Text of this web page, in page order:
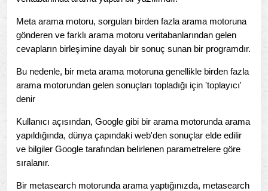
Meta arama motoru, sorguları birden fazla arama motoruna
gönderen ve farklı arama motoru veritabanlarından gelen
cevapların birleşimine dayalı bir sonuç sunan bir programdır.
Bu nedenle, bir meta arama motoruna genellikle birden fazla
arama motorundan gelen sonuçları topladığı için 'toplayıcı'
denir
Kullanıcı açısından, Google gibi bir arama motorunda arama
yapıldığında, dünya çapındaki web'den sonuçlar elde edilir
ve bilgiler Google tarafından belirlenen parametrelere göre
sıralanır.
Bir metasearch motorunda arama yaptığınızda, metasearch